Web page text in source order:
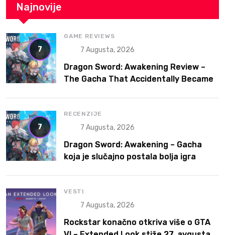
Najnovije
7
GAME REVIEWS
7 Augusta, 2026
Dragon Sword: Awakening Review –
The Gacha That Accidentally Became
7
RECENZIJE
7 Augusta, 2026
Dragon Sword: Awakening – Gacha
koja je slučajno postala bolja igra
VESTI
7 Augusta, 2026
Rockstar konačno otkriva više o GTA